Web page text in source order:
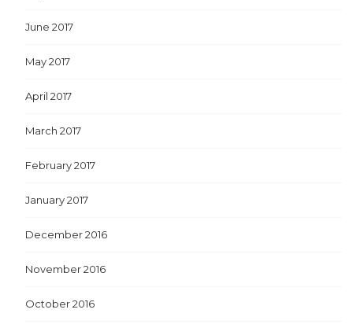
June 2017
May 2017
April 2017
March 2017
February 2017
January 2017
December 2016
November 2016
October 2016